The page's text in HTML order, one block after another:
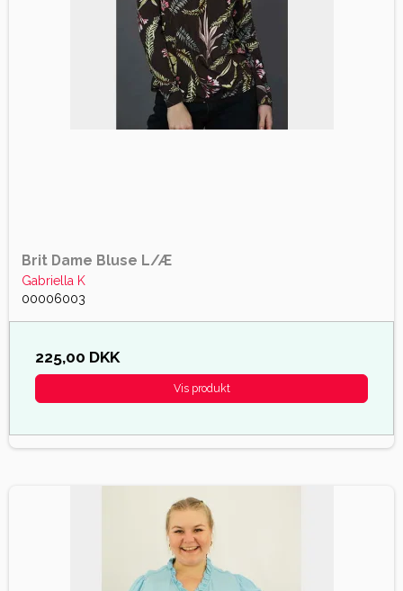
Brit Dame Bluse L/Æ
Gabriella K
00006003
225,00 DKK
Vis produkt